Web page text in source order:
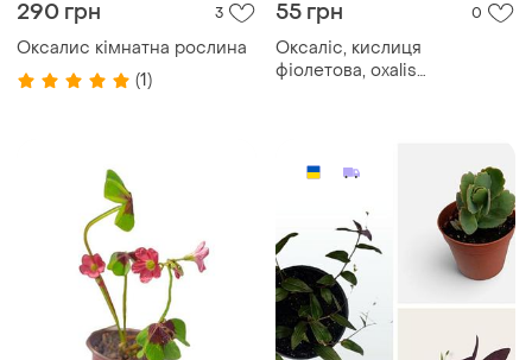
290 грн 3
Оксалис кімнатна рослина
(1)
55 грн 0
Оксаліс, кислиця
фіолетова, oxalis